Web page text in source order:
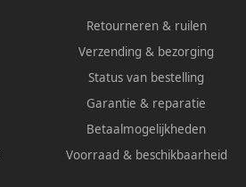
Retourneren & ruilen
Verzending & bezorging
Status van bestelling
Garantie & reparatie
Betaalmogelijkheden
Voorraad & beschikbaarheid